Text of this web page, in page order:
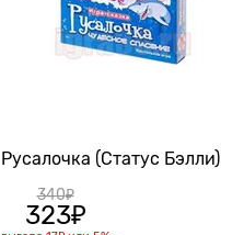
Русалочка (Статус Бэлли)
340₽
323₽